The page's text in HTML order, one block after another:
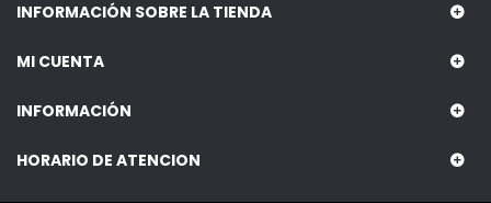
INFORMACIÓN SOBRE LA TIENDA
MI CUENTA
INFORMACIÓN
HORARIO DE ATENCION